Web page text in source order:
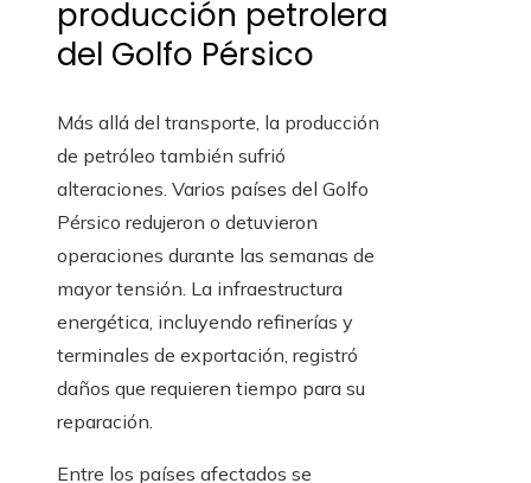
producción petrolera
del Golfo Pérsico
Más allá del transporte, la producción
de petróleo también sufrió
alteraciones. Varios países del Golfo
Pérsico redujeron o detuvieron
operaciones durante las semanas de
mayor tensión. La infraestructura
energética, incluyendo refinerías y
terminales de exportación, registró
daños que requieren tiempo para su
reparación.
Entre los países afectados se